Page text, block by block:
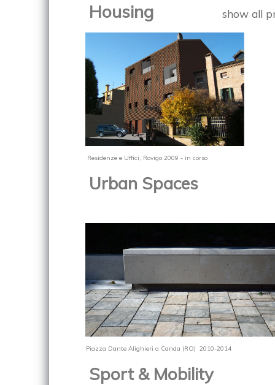
Housing show all
Residenze e Uffici, Rovigo 2009 - in corso
Urban Spaces
Piazza Dante Alighieri a Canda (RO) 2010-2014
Sport & Mobility